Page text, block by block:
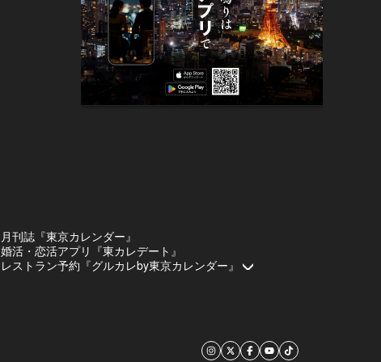
月刊誌『東京カレンダー』
婚活・恋活アプリ『東カレデート』
レストラン予約『グルカレby東京カレンダー』